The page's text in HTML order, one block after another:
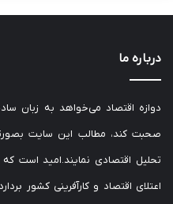
درباره ما
دوازه اقتصاد می‌خواهد به زبان
صحبت کند، مطالب این سایت
تحلیل اقتصادی نمایند.امید است
اعتلای اقتصاد و کارآفرینی کشور